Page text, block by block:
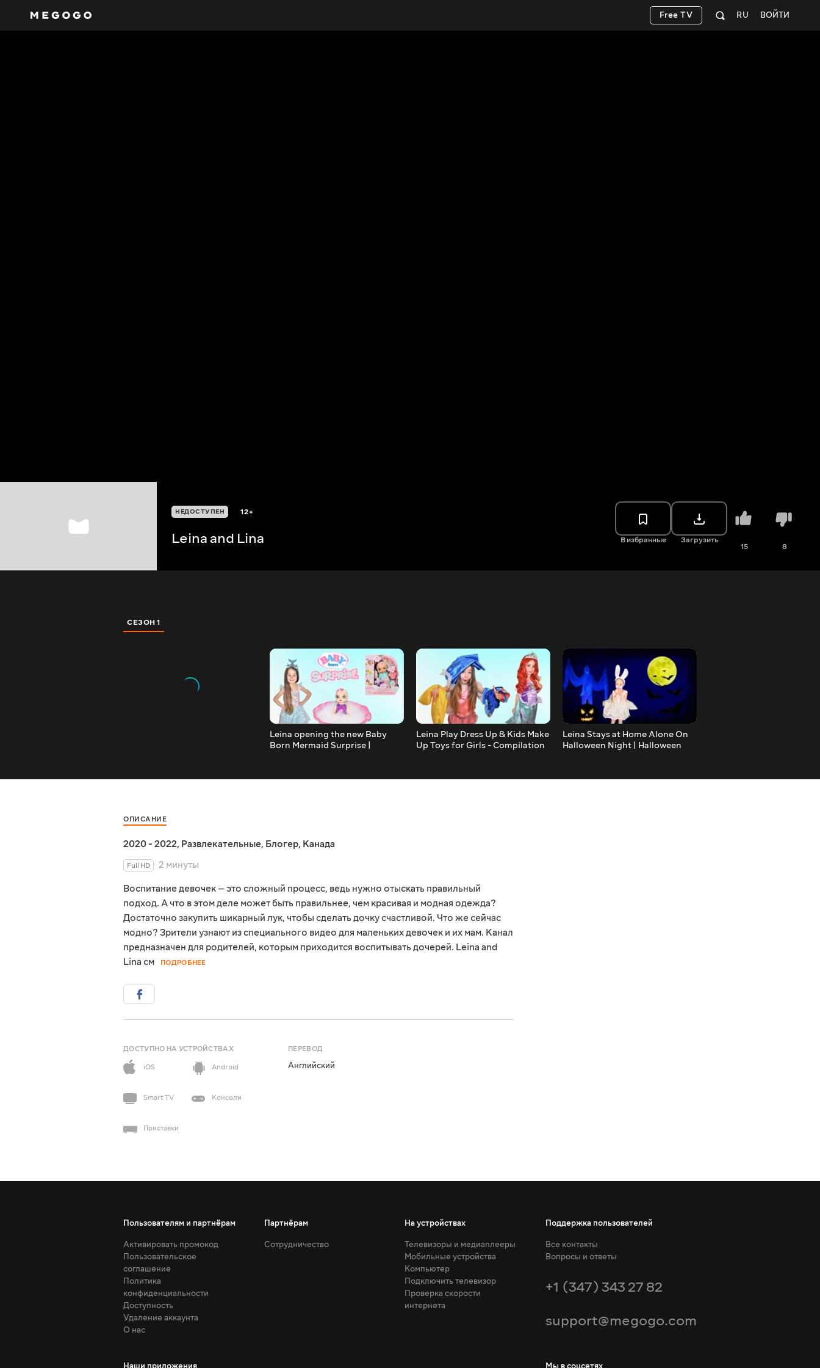
ВОЙТИ
RU
Free TV
НЕДОСТУПЕН 12+
Leina and Lina В избранные Загрузить
15 8
СЕЗОН 1
Leina opening the new Baby
Born Mermaid Surprise |
Leina Play Dress Up & Kids Make
Up Toys for Girls - Compilation
Leina Stays at Home Alone On
Halloween Night | Halloween
ОПИСАНИЕ
2020 - 2022, Развлекательные, Блогер, Канада
Full HD
2 минуты
Воспитание девочек — это сложный процесс, ведь нужно отыскать правильный
подход. А что в этом деле может быть правильнее, чем красивая и модная одежда?
Достаточно закупить шикарный лук, чтобы сделать дочку счастливой. Что же сейчас
модно? Зрители узнают из специального видео для маленьких девочек и их мам. Канал
предназначен для родителей, которым приходится воспитывать дочерей. Leina and
Lina см
ПОДРОБНЕЕ
ДОСТУПНО НА УСТРОЙСТВАХ
iOS
Android
Smart TV Консоли
Приставки
ПЕРЕВОД
Английский
Пользователям и партнёрам
Активировать промокод
Пользовательское
соглашение
Политика
конфиденциальности
Доступность
Удаление аккаунта
О нас
Партнёрам
Сотрудничество
На устройствах
Телевизоры и медиаплееры
Мобильные устройства
Компьютер
Подключить телевизор
Проверка скорости
интернета
Поддержка пользователей
Все контакты
Вопросы и ответы
+1 (347) 343 27 82
support@megogo.com